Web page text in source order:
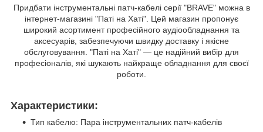
Придбати інструментальні патч-кабелі серії "BRAVE" можна в
інтернет-магазині "Паті на Хаті". Цей магазин пропонує
широкий асортимент професійного аудіообладнання та
аксесуарів, забезпечуючи швидку доставку і якісне
обслуговування. "Паті на Хаті" — це надійний вибір для
професіоналів, які шукають найкраще обладнання для своєї
роботи.
Характеристики:
Тип кабелю: Пара інструментальних патч-кабелів